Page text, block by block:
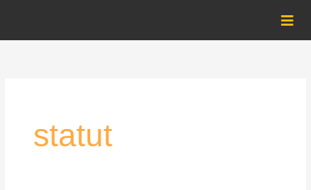
content
statut